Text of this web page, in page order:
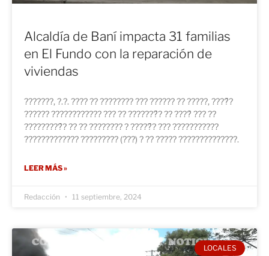
Alcaldía de Baní impacta 31 familias
en El Fundo con la reparación de
viviendas
???????, ?.?. ???? ?? ???????? ??? ?????? ?? ?????, ????́?
?????? ???????????? ??? ?? ???????́? ?? ????́ ??? ??
?????????́? ?? ?? ???????? ? ?????́? ??? ???????????
????????????? ????????? (???) ? ?? ????? ??????????????.
LEER MÁS »
Redacción 11 septiembre, 2024
LOCALES